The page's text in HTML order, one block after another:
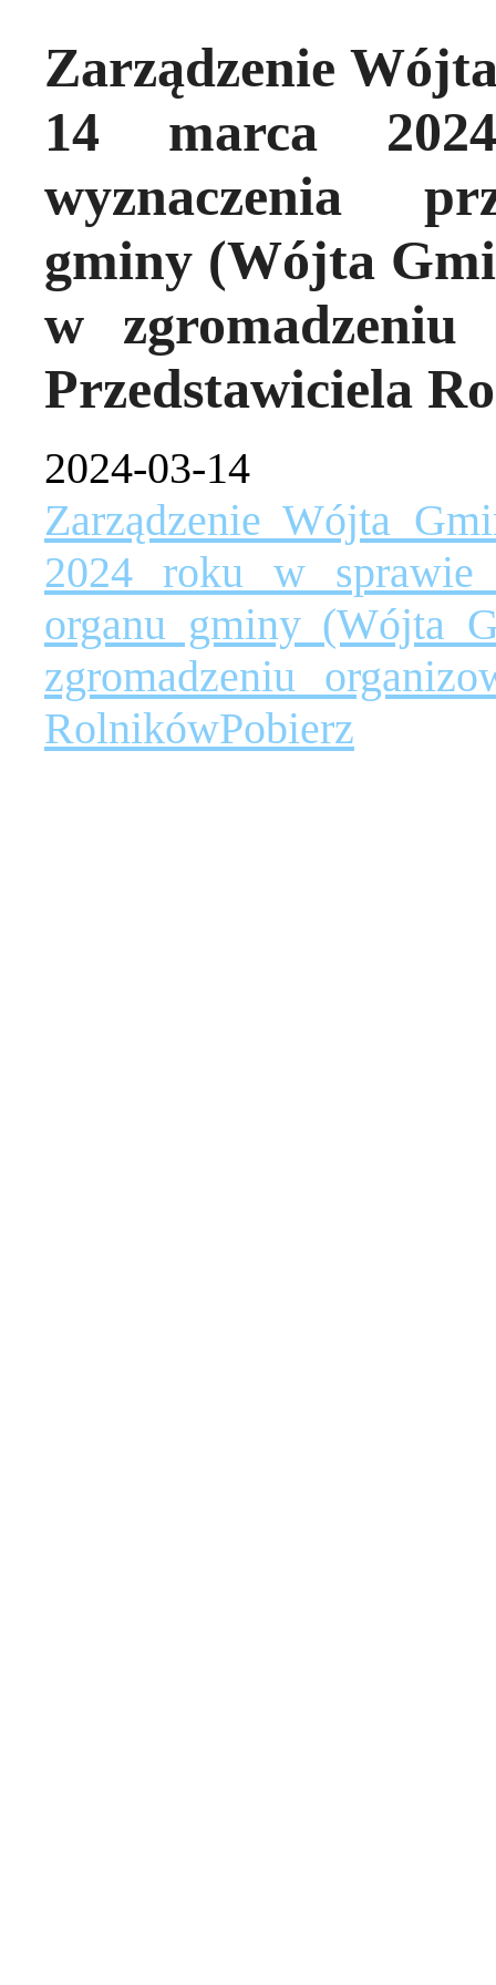
Zarządzenie
14 marca
wyznaczenia
gminy (Wójta
w zgromadzeniu
Przedstawiciela
2024-03-14
Zarządzenie Wójta
2024 roku w sprawie
organu gminy (Wójta
zgromadzeniu
RolnikówPobierz